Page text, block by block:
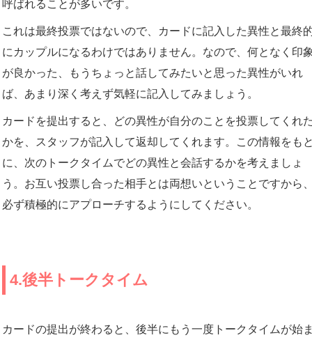
呼ばれることが多いです。
これは最終投票ではないので、カードに記入した異性と最終
にカップルになるわけではありません。なので、何となく印
が良かった、もうちょっと話してみたいと思った異性がいれ
ば、あまり深く考えず気軽に記入してみましょう。
カードを提出すると、どの異性が自分のことを投票してくれ
かを、スタッフが記入して返却してくれます。この情報をも
に、次のトークタイムでどの異性と会話するかを考えましょ
う。お互い投票し合った相手とは両想いということですから
必ず積極的にアプローチするようにしてください。
4.後半トークタイム
カードの提出が終わると、後半にもう一度トークタイムが始